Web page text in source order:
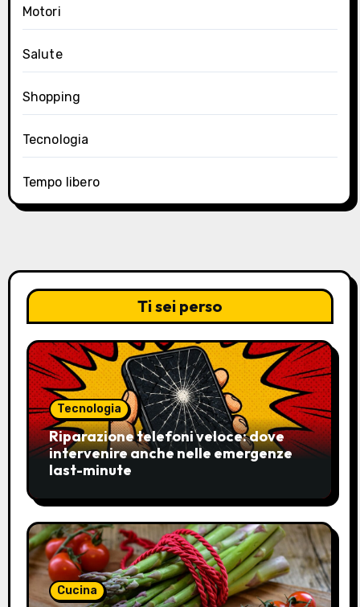
Motori
Salute
Shopping
Tecnologia
Tempo libero
Ti sei perso
Tecnologia
Riparazione telefoni veloce: dove
intervenire anche nelle emergenze
last-minute
Cucina